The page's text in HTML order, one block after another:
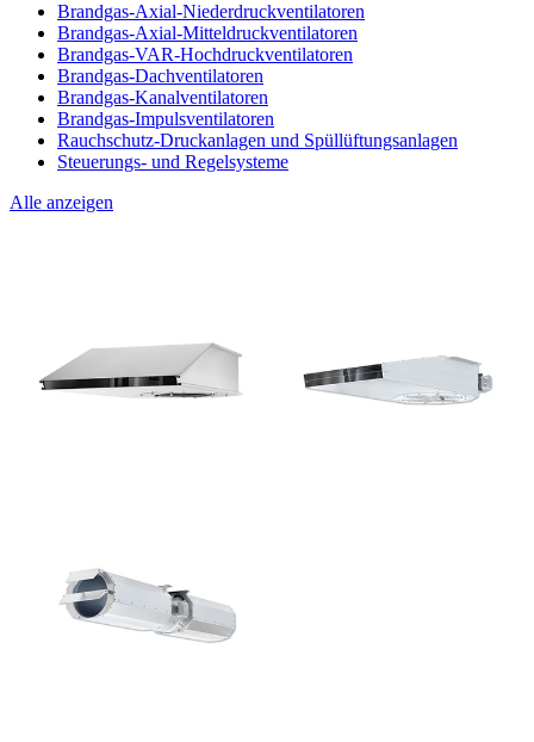
Brandgas-Axial-Niederdruckventilatoren
Brandgas-Axial-Mitteldruckventilatoren
Brandgas-VAR-Hochdruckventilatoren
Brandgas-Dachventilatoren
Brandgas-Kanalventilatoren
Brandgas-Impulsventilatoren
Rauchschutz-Druckanlagen und Spüllüftungsanlagen
Steuerungs- und Regelsysteme
Alle anzeigen